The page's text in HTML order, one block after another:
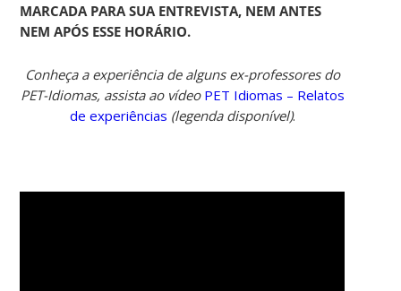
MARCADA PARA SUA ENTREVISTA, NEM ANTES
NEM APÓS ESSE HORÁRIO.
Conheça a experiência de alguns ex-professores do
PET-Idiomas, assista ao vídeo PET Idiomas – Relatos
de experiências (legenda disponível).